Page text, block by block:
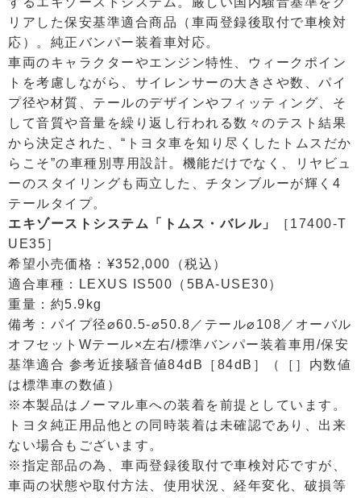
リアした保安基準適合商品（車両登録後取付で車検対
応）。純正バンパー装着車対応。
車両のキャラクターやエンジン特性、ウィークポイン
トを考慮しながら、サイレンサーの大きさや数、パイ
プ径や材質、テールのデザインやフィッティング、そ
して音質や音量を繰り返し行われる数々のテスト結果
から決定された、“トヨタ車を知り尽くしたトムスだか
らこそ”の車種別専用設計。機能だけでなく、リヤビュ
ーのスタイリングも両立した、チタンブルーが輝く4
テールタイプ。
エキゾーストシステム「トムス・バレル」
［17400-T
UE35］
希望小売価格：¥352,000（税込）
適合車種：LEXUS IS500（5BA-USE30）
重量：約5.9kg
備考：パイプ径⌀60.5-⌀50.8／テール⌀108／オーバル
オフセットWテール×左右/標準バンパー装着車用/保安
基準適合 参考近接騒音値84dB［84dB］（［］内数値
は標準車の数値）
※本製品はノーマル車への装着を前提としています。
トヨタ純正用品他との同時装着は未確認であり、出来
ない場合もございます。
※指定部品の為、車両登録後取付で車検対応ですが、
車両の状態や取付方法、使用状況、経年変化、破損等